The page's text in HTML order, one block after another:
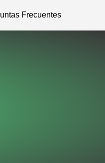
Frecuentes